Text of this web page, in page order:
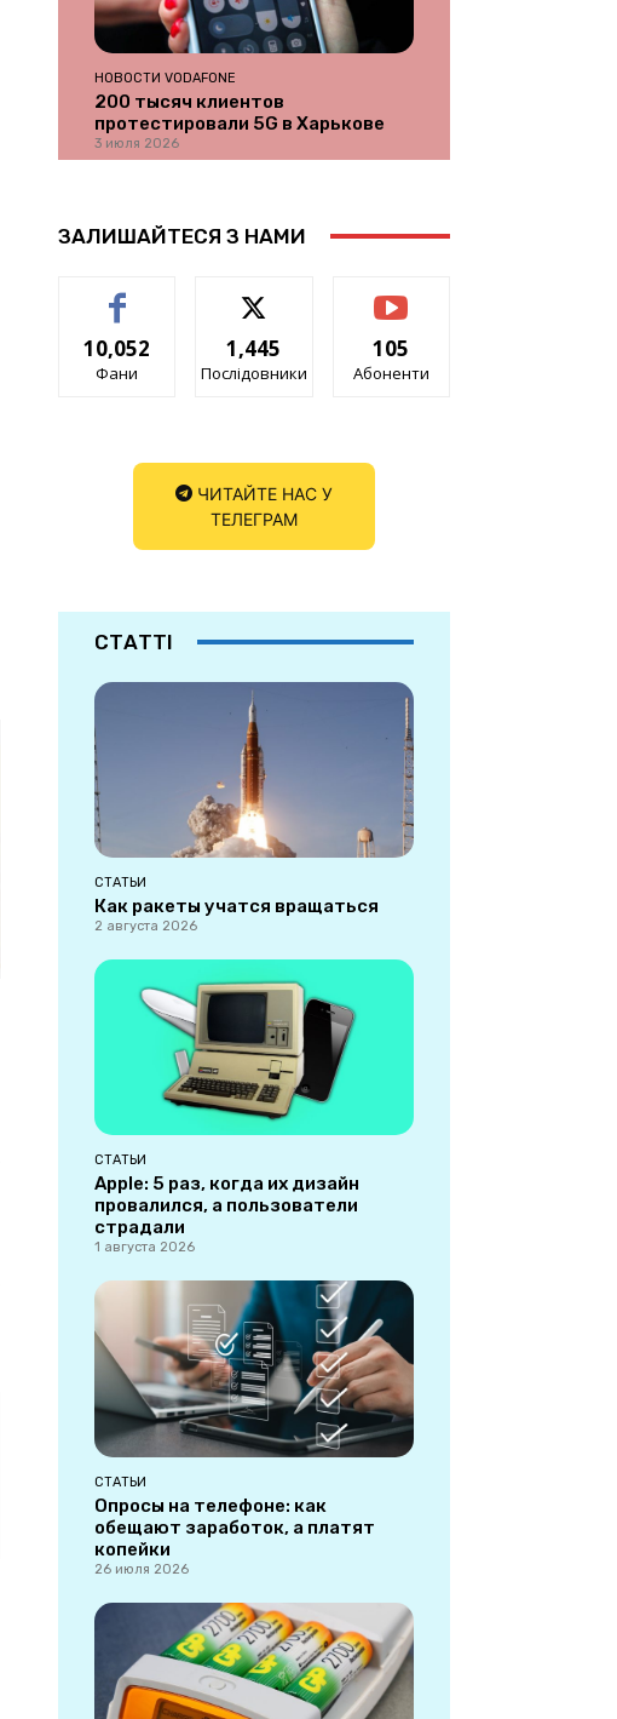
НОВОСТИ VODAFONE
200 тысяч клиентов
протестировали 5G в Харькове
3 июля 2026
ЗАЛИШАЙТЕСЯ З НАМИ
10,052
Фани
1,445
Послідовники
105
Абоненти
ЧИТАЙТЕ НАС У
ТЕЛЕГРАМ
СТАТТІ
СТАТЬИ
Как ракеты учатся вращаться
2 августа 2026
СТАТЬИ
Apple: 5 раз, когда их дизайн
провалился, а пользователи
страдали
1 августа 2026
СТАТЬИ
Опросы на телефоне: как
обещают заработок, а платят
копейки
26 июля 2026